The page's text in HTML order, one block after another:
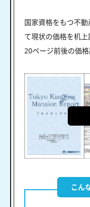
国家資格をもつ不
て現状の価格を机上
20ページ前後の価
こん